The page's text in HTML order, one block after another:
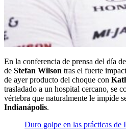
En la conferencia de prensa del día
de Stefan Wilson tras el fuerte
de ayer producto del choque con
trasladado a un hospital cercano, se
vértebra que naturalmente le impide
Indianápolis.
Duro golpe en las prácticas de